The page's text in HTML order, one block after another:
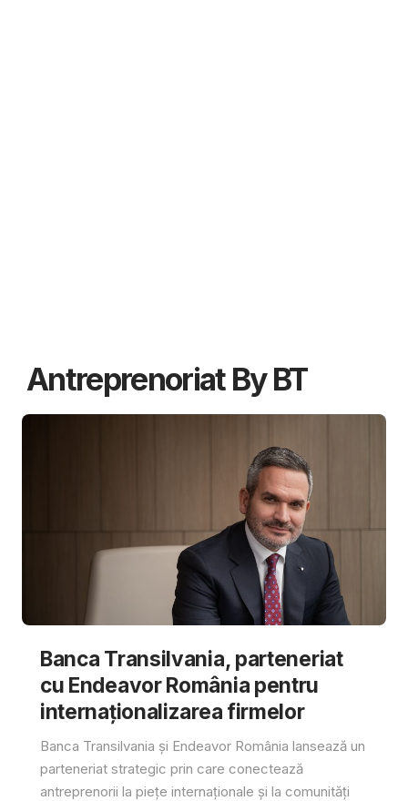
Antreprenoriat By BT
Banca Transilvania, parteneriat
cu Endeavor România pentru
internaționalizarea firmelor
Banca Transilvania și Endeavor România lansează un
parteneriat strategic prin care conectează
antreprenorii la piețe internaționale și la comunități